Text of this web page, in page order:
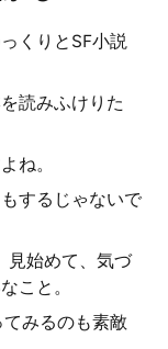
くりとSF小説
読みふけりた
ね。
するじゃないで
見始めて、気づ
こと。
みるのも素敵